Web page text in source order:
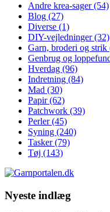
Andre krea-sager(54)
Blog (27)
Diverse (1)
DIY-vejledninger(32)
Garn, broderi og strik
Genbrug og
Hverdag (96)
Indretning (84)
Mad (30)
Papir(62)
Patchwork (39)
Perler(45)
Syning (240)
Tasker(79)
Tøj (143)
Nyeste indlæg